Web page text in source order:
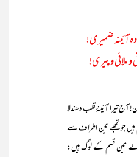
آئینہ ضمیری!
ملائی و پیری!
آئینۂ قلب دھندلا
جو تجھے تین اطراف سے
تین قسم کے لوگ ہیں: